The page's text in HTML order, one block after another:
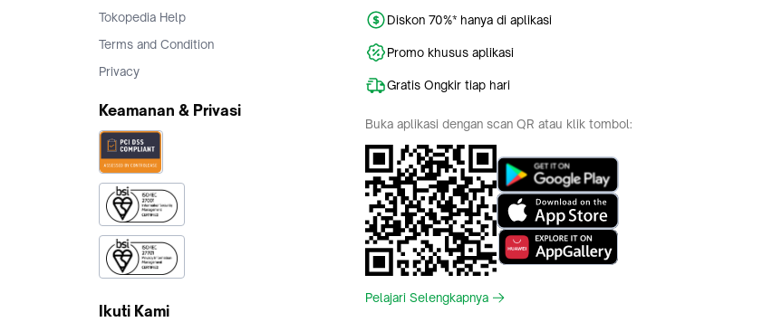
Tokopedia Help
Terms and Condition
Privacy
Keamanan & Privasi
Ikuti Kami
Diskon 70%* hanya di aplikasi
Promo khusus aplikasi
Gratis Ongkir tiap hari
Buka aplikasi dengan scan QR atau klik tombol:
Pelajari Selengkapnya